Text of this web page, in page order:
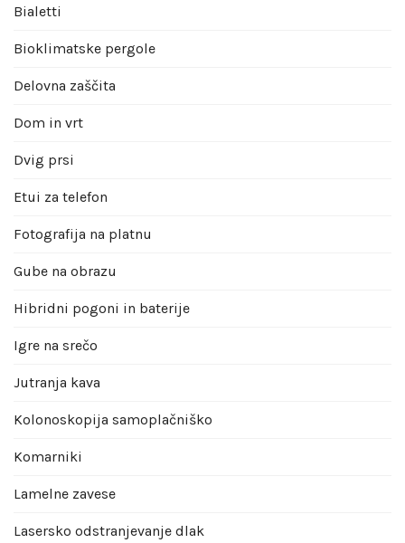
Bialetti
Bioklimatske pergole
Delovna zaščita
Dom in vrt
Dvig prsi
Etui za telefon
Fotografija na platnu
Gube na obrazu
Hibridni pogoni in baterije
Igre na srečo
Jutranja kava
Kolonoskopija samoplačniško
Komarniki
Lamelne zavese
Lasersko odstranjevanje dlak